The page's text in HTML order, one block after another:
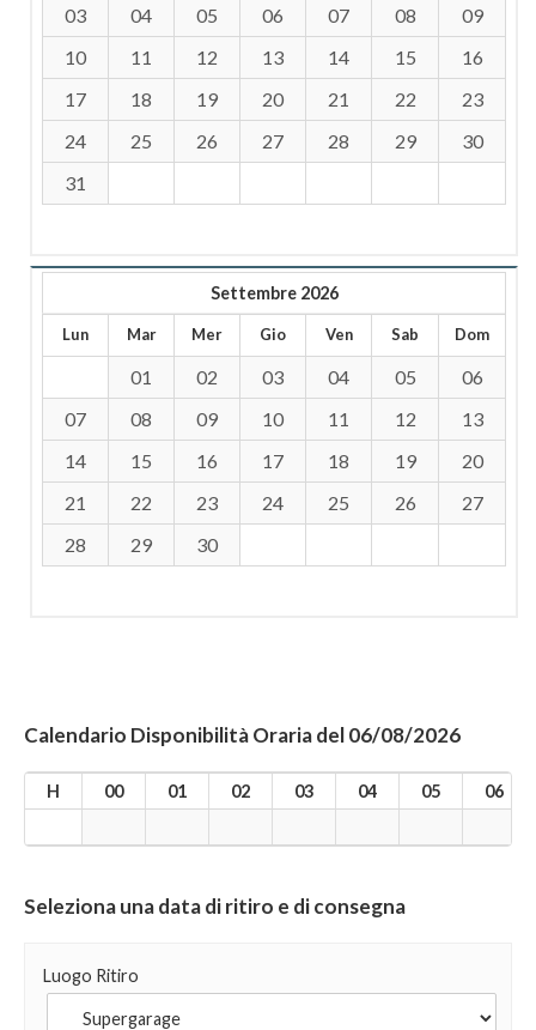
03
04 05 06 07 08
09
10
11 12 13 14 15
16
17
18 19 20 21 22
23
24
25 26 27 28 29
30
31
Settembre 2026
Lun Mar Mer Gio Ven Sab Dom
01 02 03 04 05
06
07
08 09 10 11 12
13
14
15 16 17 18 19
20
21
22 23 24 25 26
27
28
29 30
Calendario Disponibilità Oraria del 06/08/2026
H 00 01 02 03 04 05 06
Seleziona una data di ritiro e di consegna
Luogo Ritiro